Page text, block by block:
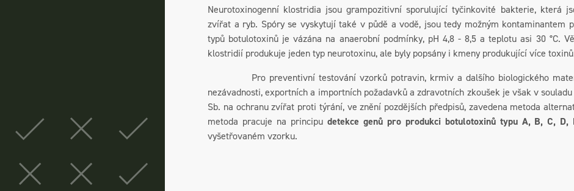
Neurotoxinogenní klostridia jsou grampozitivní sporulující tyčinkovité bakterie, která
zvířat a ryb. Spóry se vyskytují také v půdě a vodě, jsou tedy možným kontaminantem
typů botulotoxinů je vázána na anaerobní podmínky, pH 4,8 - 8,5 a teplotu asi 30 °C.
klostridií produkuje jeden typ neurotoxinu, ale byly popsány i kmeny produkující více
Pro preventivní testování vzorků potravin, krmiv a dalšího biologického
nezávadnosti, exportních a importních požadavků a zdravotních zkoušek je však v
Sb. na ochranu zvířat proti týrání, ve znění pozdějších předpisů, zavedena metoda
metoda pracuje na principu detekce genů pro produkci botulotoxinů typu A, B, C, D,
vyšetřovaném vzorku.